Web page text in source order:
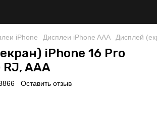
iPhone Дисплеи iPhone AAA Дисплей
iPhone 16 Pro
AAA
Оставить отзыв